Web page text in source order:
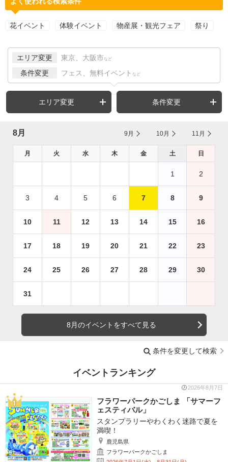
花イベント 体験イベント 物産展・観光フェア 祭り
エリア変更 東京、大阪市 など
条件変更 フェス、無料イベント など
エリア変更 条件変更
8月 9月 10月 11月
月 火 水 木 金 土 日
1 2
3 4 5 6 7 8 9
10 11 12 13 14 15 16
17 18 19 20 21 22 23
24 25 26 27 28 29 30
31
8月のイベントをすべて見る
条件を変更して検索
イベントランキング
2026年8月7日
フラワーパークかごしま 「サマーフ
ェスティバル」
スタンプラリーやわくわく迷路で夏を
満喫！
鹿児島県
フラワーパークかごしま